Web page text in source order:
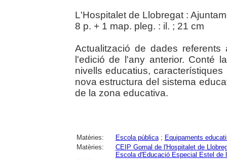
L'Hospitalet de Llobregat :
8 p. + 1 map. pleg. : il. ; 21 cm
Actualització de dades
l'edició de l'any anterior. Conté
nivells educatius,
nova estructura del sistema
de la zona educativa.
Matèries: Escola pública; Equipaments
Matèries:
CEIP Gornal de l'Hospitalet de
Escola d'Educació Especial Estel de